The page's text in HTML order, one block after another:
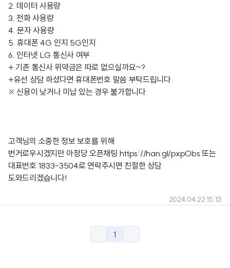
2. 데이터 사용량
3. 전화 사용량
4. 문자 사용량
5. 휴대폰 4G 인지 5G인지
6. 인터넷 LG 통신사 여부
+ 기존 통신사 위약금은 따로 없으실까요~?
+유선 상담 하셨다면 휴대폰번호 말씀 부탁드립니다
※ 신용이 낮거나 미납 있는 경우 불가합니다
고객님의 소중한 정보 보호를 위해
번거로우시겠지만 아정당 오픈채팅 https://han.gl/pxpObs 또는
대표번호 1833-3504로 연락주시면 친절한 상담
도와드리겠습니다!
2024.04.22 15:13
1